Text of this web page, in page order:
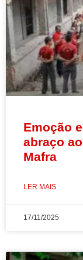
Emoção
abraço
Mafra
LER MAIS
17/11/2025